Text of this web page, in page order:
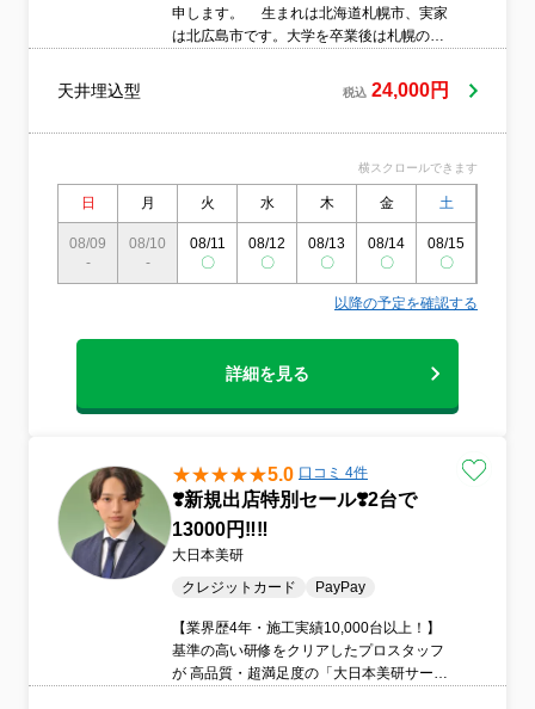
申します。 生まれは北海道札幌市、実家
は北広島市です。大学を卒業後は札幌の会
配属になりました。その会社を退職後 派
遣会社に就職、機械設計をしておりまし
ングを始めました。エアコンクリーニング
が得意でしたのでエアコンクリーニング
第2種電気工事士資格を持っております。
毎年新しいエアコンが発売され 掃除機
能ユニットのはずし方も各メーカーいろい
ろあります。 毎日エアコンを分解してい
者の意図を感じています。エアコンクリー
天井埋込型 税込 24,000円
横スクロールできます
日 月 火 水 木 金 土
08/09
-
08/10
-
08/11
〇
08/12
〇
08/13
〇
08/14
〇
08/15
〇
以降の予定を確認する
詳細を見る
5.0 口コミ 4件
❣️新規出店特別セール❣️2台で
13000円‼️‼️
大日本美研
クレジットカード
PayPay
【業界歴4年・施工実績10,000台以上！】
基準の高い研修をクリアしたプロスタッフ
が 高品質・超満足度の「大日本美研サービ